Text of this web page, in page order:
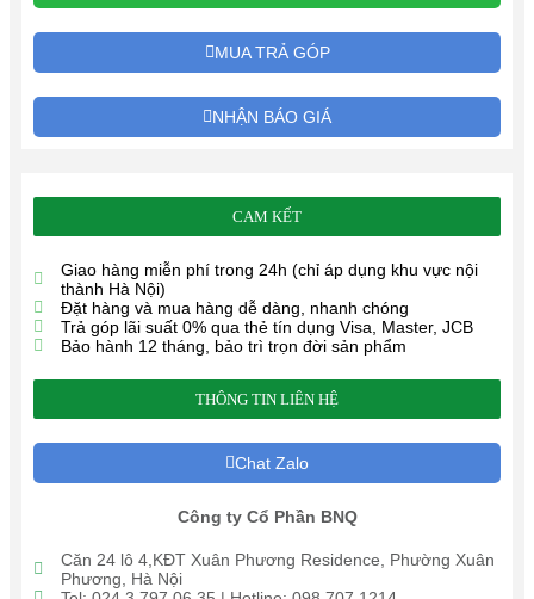
MUA TRẢ GÓP
NHẬN BÁO GIÁ
CAM KẾT
Giao hàng miễn phí trong 24h (chỉ áp dụng khu vực nội
thành Hà Nội)
Đặt hàng và mua hàng dễ dàng, nhanh chóng
Trả góp lãi suất 0% qua thẻ tín dụng Visa, Master, JCB
Bảo hành 12 tháng, bảo trì trọn đời sản phẩm
THÔNG TIN LIÊN HỆ
Chat Zalo
Công ty Cổ Phần BNQ
Căn 24 lô 4,KĐT Xuân Phương Residence, Phường Xuân
Phương, Hà Nội